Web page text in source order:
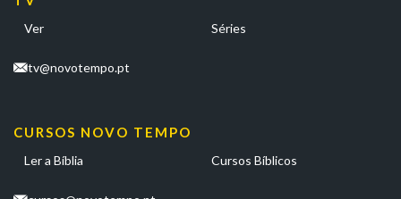
Ver Séries
tv@novotempo.pt
CURSOS NOVO TEMPO
Ler a Bíblia Cursos Bíblicos